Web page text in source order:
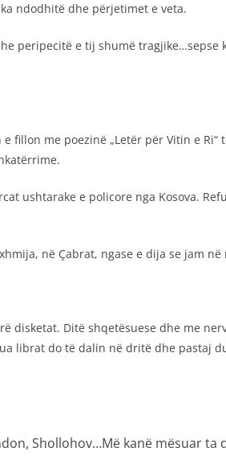
ndodhitë dhe përjetimet e veta.
peripecitë e tij shumë tragjike…sepse
fillon me poezinë „Letër për Vitin e Ri“
ushtarake e policore nga Kosova.
në Çabrat, ngase e dija se jam në
disketat. Ditë shqetësuese dhe me
librat do të dalin në dritë dhe pastaj
Shollohov…Më kanë mësuar ta